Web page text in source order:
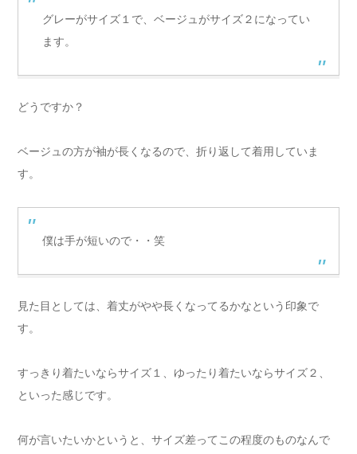
グレーがサイズ１で、ベージュがサイズ２になってい
ます。
どうですか？
ベージュの方が袖が長くなるので、折り返して着用していま
す。
僕は手が短いので・・笑
見た目としては、着丈がやや長くなってるかなという印象で
す。
すっきり着たいならサイズ１、ゆったり着たいならサイズ２、
といった感じです。
何が言いたいかというと、サイズ差ってこの程度のものなんで